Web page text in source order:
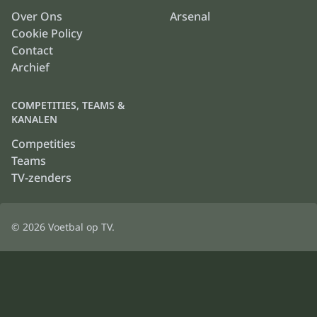
Over Ons
Cookie Policy
Contact
Archief
Arsenal
COMPETITIES, TEAMS &
KANALEN
Competities
Teams
TV-zenders
© 2026 Voetbal op TV.